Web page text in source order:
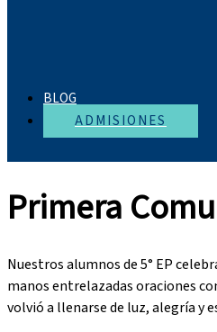
BLOG
ADMISIONES
Primera
Nuestros alumnos de 5° EP
manos entrelazadas oraciones
volvió a llenarse de luz, alegría y